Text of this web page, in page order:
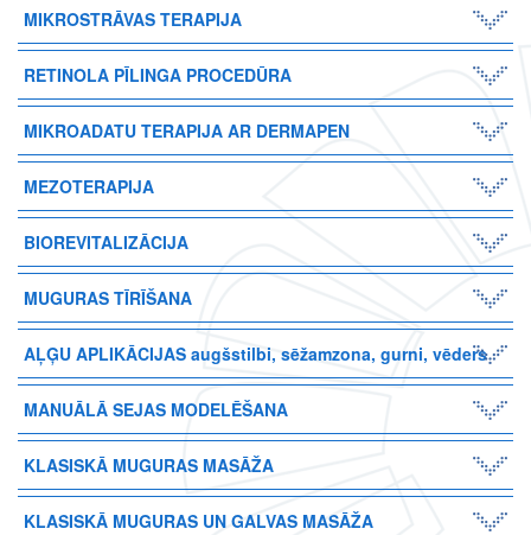
MIKROSTRĀVAS TERAPIJA
RETINOLA PĪLINGA PROCEDŪRA
MIKROADATU TERAPIJA AR DERMAPEN
MEZOTERAPIJA
BIOREVITALIZĀCIJA
MUGURAS TĪRĪŠANA
AĻĢU APLIKĀCIJAS augšstilbi, sēžamzona, gurni, vēders
MANUĀLĀ SEJAS MODELĒŠANA
KLASISKĀ MUGURAS MASĀŽA
KLASISKĀ MUGURAS UN GALVAS MASĀŽA